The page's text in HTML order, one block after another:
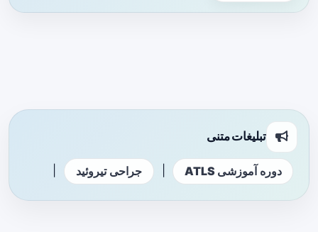
تبلیغات متنی
دوره آموزشی ATLS جراحی تیروئید